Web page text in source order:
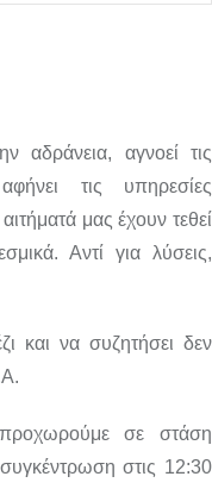
αδράνεια, αγνοεί τις
τις υπηρεσίες
μας έχουν τεθεί
Αντί για λύσεις,
και να συζητήσει δεν
σε στάση
στις 12:30